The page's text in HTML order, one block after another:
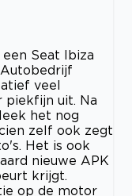
Seat Ibiza
veel
piekfijn uit. Na
het nog
zelf ook zegt
Het is ook
nieuwe APK
krijgt.
op de motor